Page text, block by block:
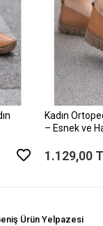
Kadın
– Esnek ve
1.129,00
Ürün Yelpazesi